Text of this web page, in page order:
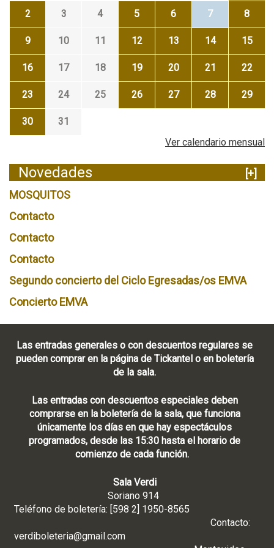
2 3 4 5 6 7 8
9 10 11 12 13 14 15
16 17 18 19 20 21 22
23 24 25 26 27 28 29
30
31
Ver calendario mensual
Novedades
[+]
MOSQUITOS
Contacto
Contacto
Contacto
Segundo concierto del Ciclo Egresadas/os EMVA
Concierto EMVA
Las entradas generales o con descuentos regulares se
pueden comprar en la página de Tickantel o en boletería
de la sala.
Las entradas con descuentos especiales deben
comprarse en la boletería de la sala, que funciona
únicamente los días en que hay espectáculos
programados, desde las 15:30 hasta el horario de
comienzo de cada función.
Sala Verdi
Soriano 914
Teléfono de boletería: [598 2] 1950-8565
Contacto:
verdiboleteria@gmail.com